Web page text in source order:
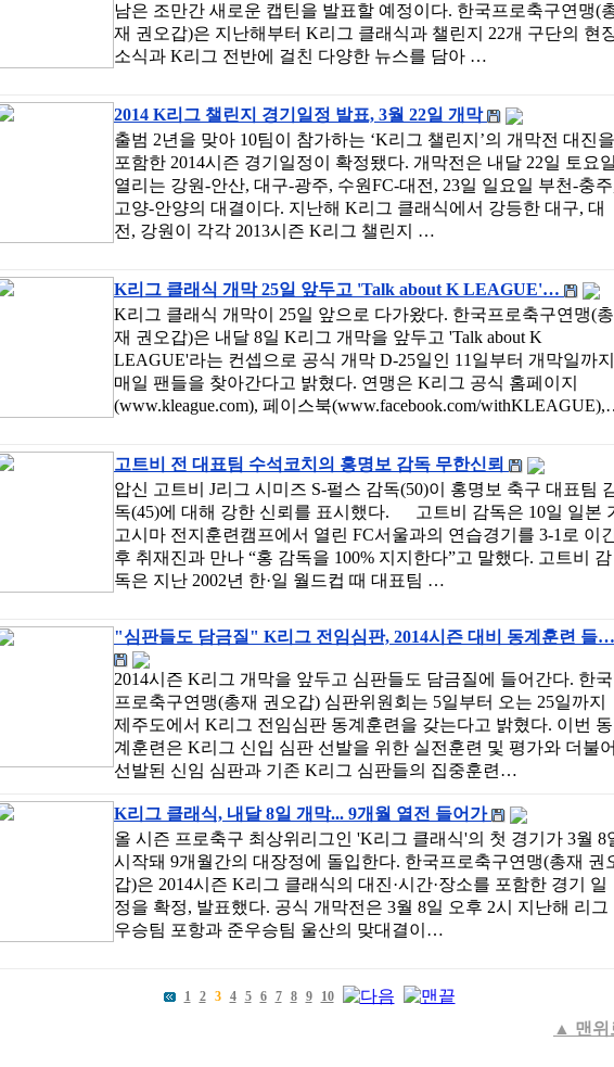
남은 조만간 새로운 캡틴을 발표할 예정이다. 한국프로축구연맹(
재 권오갑)은 지난해부터 K리그 클래식과 챌린지 22개 구단의 현
소식과 K리그 전반에 걸친 다양한 뉴스를 담아 …
2014 K리그 챌린지 경기일정 발표, 3월 22일 개막
출범 2년을 맞아 10팀이 참가하는 ‘K리그 챌린지’의 개막전 대진을
포함한 2014시즌 경기일정이 확정됐다. 개막전은 내달 22일 토요일
열리는 강원-안산, 대구-광주, 수원FC-대전, 23일 일요일 부천-충
고양-안양의 대결이다. 지난해 K리그 클래식에서 강등한 대구, 대
전, 강원이 각각 2013시즌 K리그 챌린지 …
K리그 클래식 개막 25일 앞두고 'Talk about K LEAGUE'…
K리그 클래식 개막이 25일 앞으로 다가왔다. 한국프로축구연맹(총
재 권오갑)은 내달 8일 K리그 개막을 앞두고 'Talk about K
LEAGUE'라는 컨셉으로 공식 개막 D-25일인 11일부터 개막일까지
매일 팬들을 찾아간다고 밝혔다. 연맹은 K리그 공식 홈페이지
(www.kleague.com), 페이스북(www.facebook.com/
고트비 전 대표팀 수석코치의 홍명보 감독 무한신뢰
압신 고트비 J리그 시미즈 S-펄스 감독(50)이 홍명보 축구 대표팀
독(45)에 대해 강한 신뢰를 표시했다. 고트비 감독은 10일 일본
고시마 전지훈련캠프에서 열린 FC서울과의 연습경기를 3-1로 이
후 취재진과 만나 “홍 감독을 100% 지지한다”고 말했다. 고트비 감
독은 지난 2002년 한·일 월드컵 때 대표팀 …
"심판들도 담금질" K리그 전임심판, 2014시즌 대비 동계훈련 들…
2014시즌 K리그 개막을 앞두고 심판들도 담금질에 들어간다. 한국
프로축구연맹(총재 권오갑) 심판위원회는 5일부터 오는 25일까지
제주도에서 K리그 전임심판 동계훈련을 갖는다고 밝혔다. 이번 동
계훈련은 K리그 신입 심판 선발을 위한 실전훈련 및 평가와 더불어
선발된 신임 심판과 기존 K리그 심판들의 집중훈련…
K리그 클래식, 내달 8일 개막... 9개월 열전 들어가
올 시즌 프로축구 최상위리그인 'K리그 클래식'의 첫 경기가 3월 8
시작돼 9개월간의 대장정에 돌입한다. 한국프로축구연맹(총재 권
갑)은 2014시즌 K리그 클래식의 대진·시간·장소를 포함한 경기 일
정을 확정, 발표했다. 공식 개막전은 3월 8일 오후 2시 지난해 리그
우승팀 포항과 준우승팀 울산의 맞대결이…
1 2 3 4 5 6 7 8 9 10
▲ 맨위